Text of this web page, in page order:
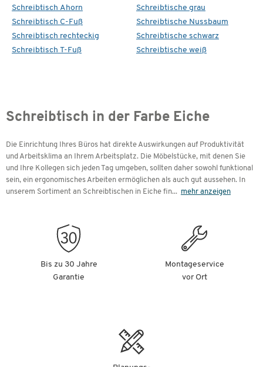
Schreibtisch Ahorn
Schreibtisch C-Fuß
Schreibtisch rechteckig
Schreibtisch T-Fuß
Schreibtische grau
Schreibtische Nussbaum
Schreibtische schwarz
Schreibtische weiß
Schreibtisch in der Farbe Eiche
Die Einrichtung Ihres Büros hat direkte Auswirkungen auf Produktivität
und Arbeitsklima an Ihrem Arbeitsplatz. Die Möbelstücke, mit denen Sie
und Ihre Kollegen sich jeden Tag umgeben, sollten daher sowohl funktional
sein, ein ergonomisches Arbeiten ermöglichen als auch gut aussehen. In
unserem Sortiment an Schreibtischen in Eiche fin... mehr anzeigen
Bis zu 30 Jahre
Garantie
Montageservice
vor Ort